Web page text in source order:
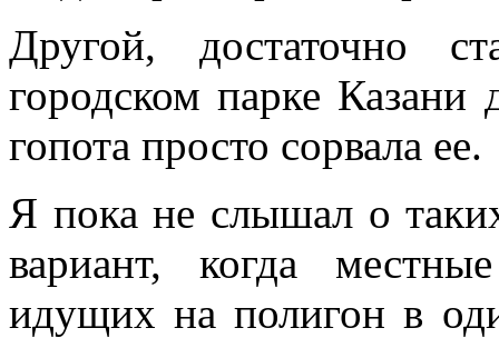
Другой, достаточно
городском парке Казани
гопота просто сорвала ее.
Я пока не слышал о
вариант, когда
идущих на полигон в